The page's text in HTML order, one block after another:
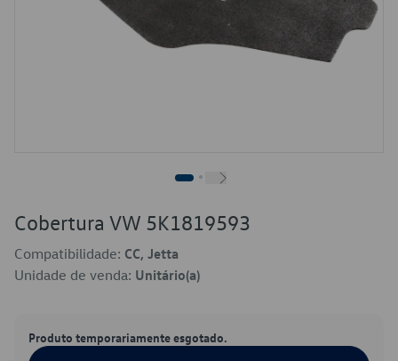
Cobertura VW 5K1819593
Compatibilidade: CC, Jetta
Unidade de venda: Unitário(a)
Produto temporariamente esgotado.